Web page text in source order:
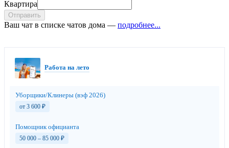
Квартира
Отправить
Ваш чат в списке чатов дома — подробнее...
Работа на лето
Уборщики/Клинеры (вэф 2026)
от 3 600 ₽
Помощник официанта
50 000 – 85 000 ₽